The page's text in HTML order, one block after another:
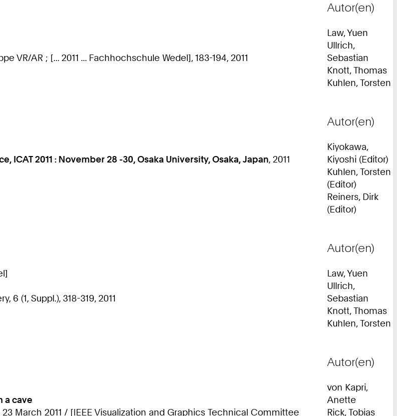
AR ; [... 2011 ... Fachhochschule Wedel], 183-194, 2011
Autor(en)
Law, Yuen
Ullrich,
Sebastian
Knott, Thomas
Kuhlen, Torsten
2011 : November 28 -30, Osaka University, Osaka, Japan, 2011
Autor(en)
Kiyokawa,
Kiyoshi (Editor)
Kuhlen, Torsten
(Editor)
Reiners, Dirk
(Editor)
(1, Suppl.), 318-319, 2011
Autor(en)
Law, Yuen
Ullrich,
Sebastian
Knott, Thomas
Kuhlen, Torsten
a cave
23 March 2011 / [IEEE Visualization and Graphics Technical Committee
Autor(en)
von Kapri,
Anette
Rick, Tobias